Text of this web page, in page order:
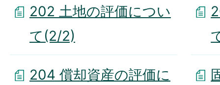
202 土地の評価につい
て(2/2)
204 償却資産の評価に